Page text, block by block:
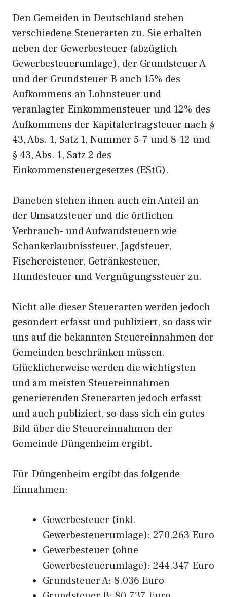
Den Gemeiden in Deutschland stehen
verschiedene Steuerarten zu. Sie erhalten
neben der Gewerbesteuer (abzüglich
Gewerbesteuerumlage), der Grundsteuer A
und der Grundsteuer B auch 15% des
Aufkommens an Lohnsteuer und
veranlagter Einkommensteuer und 12% des
Aufkommens der Kapitalertragsteuer nach §
43, Abs. 1, Satz 1, Nummer 5-7 und 8-12 und
§ 43, Abs. 1, Satz 2 des
Einkommensteuergesetzes (EStG).
Daneben stehen ihnen auch ein Anteil an
der Umsatzsteuer und die örtlichen
Verbrauch- und Aufwandsteuern wie
Schankerlaubnissteuer, Jagdsteuer,
Fischereisteuer, Getränkesteuer,
Hundesteuer und Vergnügungssteuer zu.
Nicht alle dieser Steuerarten werden jedoch
gesondert erfasst und publiziert, so dass wir
uns auf die bekannten Steuereinnahmen der
Gemeinden beschränken müssen.
Glücklicherweise werden die wichtigsten
und am meisten Steuereinnahmen
generierenden Steuerarten jedoch erfasst
und auch publiziert, so dass sich ein gutes
Bild über die Steuereinnahmen der
Gemeinde Düngenheim ergibt.
Für Düngenheim ergibt das folgende
Einnahmen:
Gewerbesteuer (inkl.
Gewerbesteuerumlage): 270.263 Euro
Gewerbesteuer (ohne
Gewerbesteuerumlage): 244.347 Euro
Grundsteuer A: 8.036 Euro